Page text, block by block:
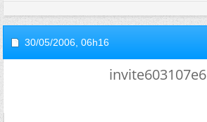
30/05/2006, 06h16
invite603107e6